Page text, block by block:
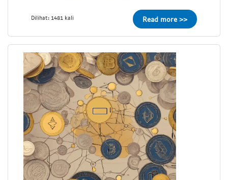
Dilihat: 1481 kali Read more >>